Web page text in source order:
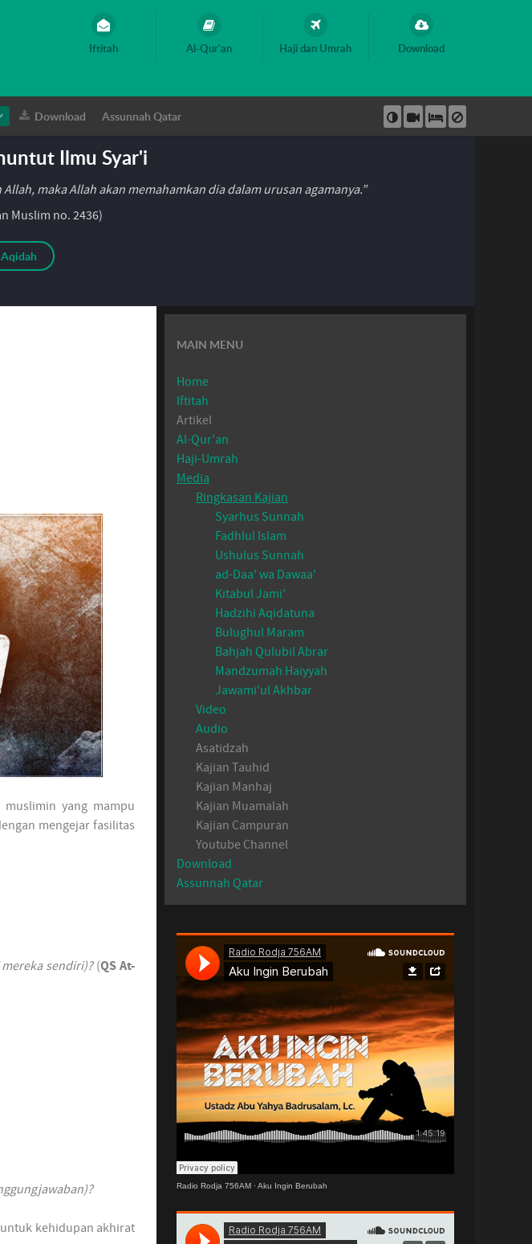
Iftitah Al-Qur'an Haji dan Umrah Download
Download Assunnah Qatar
Ilmu Syar'i
maka Allah akan memahamkan dia dalam urusan agamanya.”
Muslim no. 2436)
mengejar fasilitas
sendiri)?(QS At-
kehidupan akhirat
MAIN MENU
Home
Iftitah
Artikel
Al-Qur'an
Haji-Umrah
Media
Ringkasan Kajian
Syarhus Sunnah
Fadhlul Islam
Ushulus Sunnah
ad-Daa' wa Dawaa'
Kitabul Jami'
Hadzihi Aqidatuna
Bulughul Maram
Bahjah Qulubil Abrar
Mandzumah Haiyyah
Jawami'ul Akhbar
Video
Audio
Asatidzah
Kajian Tauhid
Kajian Manhaj
Kajian Muamalah
Kajian Campuran
Youtube Channel
Download
Assunnah Qatar
Radio Rodja 756AM ·Aku Ingin Berubah